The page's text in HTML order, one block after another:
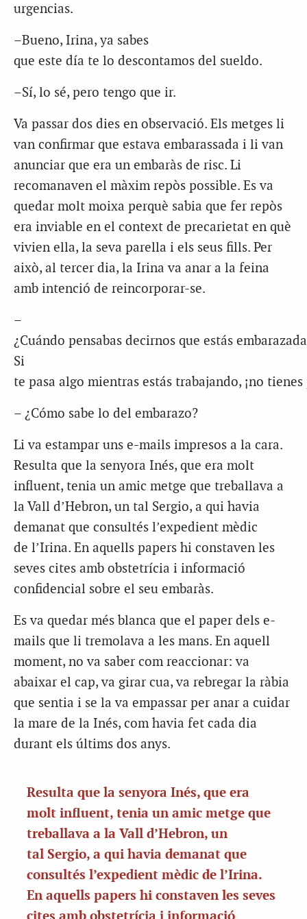
urgencias.
–Bueno, Irina, ya sabes
que este día te lo descontamos del sueldo.
–Sí, lo sé, pero tengo que ir.
Va passar dos dies en observació. Els metges li
van confirmar que estava embarassada i li van
anunciar que era un embaràs de risc. Li
recomanaven el màxim repòs possible. Es va
quedar molt moixa perquè sabia que fer repòs
era inviable en el context de precarietat en què
vivien ella, la seva parella i els seus fills. Per
això, al tercer dia, la Irina va anar a la feina
amb intenció de reincorporar-se.
–
¿Cuándo pensabas decirnos que estás
Si
te pasa algo mientras estás trabajando, ¡no tienes
– ¿Cómo sabe lo del embarazo?
Li va estampar uns e-mails impresos a la cara.
Resulta que la senyora Inés, que era molt
influent, tenia un amic metge que treballava a
la Vall d’Hebron, un tal Sergio, a qui havia
demanat que consultés l’expedient mèdic
de l’Irina. En aquells papers hi constaven les
seves cites amb obstetrícia i informació
confidencial sobre el seu embaràs.
Es va quedar més blanca que el paper dels e-
mails que li tremolava a les mans. En aquell
moment, no va saber com reaccionar: va
abaixar el cap, va girar cua, va rebregar la ràbia
que sentia i se la va empassar per anar a cuidar
la mare de la Inés, com havia fet cada dia
durant els últims dos anys.
Resulta que la senyora Inés, que era
molt influent, tenia un amic metge que
treballava a la Vall d’Hebron, un
tal Sergio, a qui havia demanat que
consultés l’expedient mèdic de l’Irina.
En aquells papers hi constaven les seves